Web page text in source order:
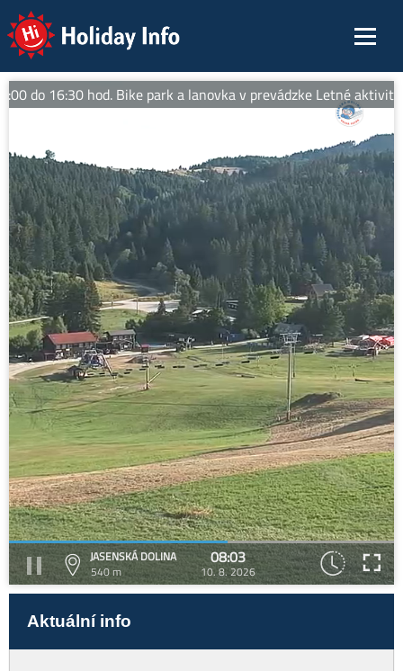
Holiday Info
do 16:30 hod. Bike park a lanovka v prevádzke Letné
JASENSKÁ DOLINA
540 m
08:03
10. 8. 2026
Aktuální info